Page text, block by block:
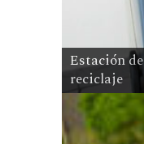
Estación de
reciclaje